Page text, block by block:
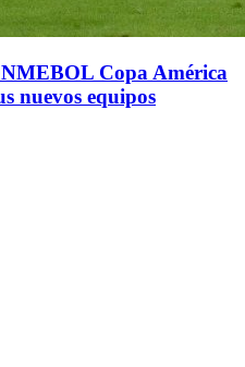
Copa América
nuevos equipos